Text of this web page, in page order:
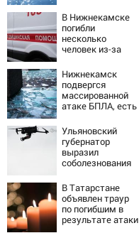
В Нижнекамске
погибли
несколько
человек из-за
атаки БПЛА
Нижнекамск
подвергся
массированной
атаке БПЛА, есть
Ульяновский
губернатор
выразил
соболезнования
в Нижнекамске
В Татарстане
объявлен траур
по погибшим в
результате атаки